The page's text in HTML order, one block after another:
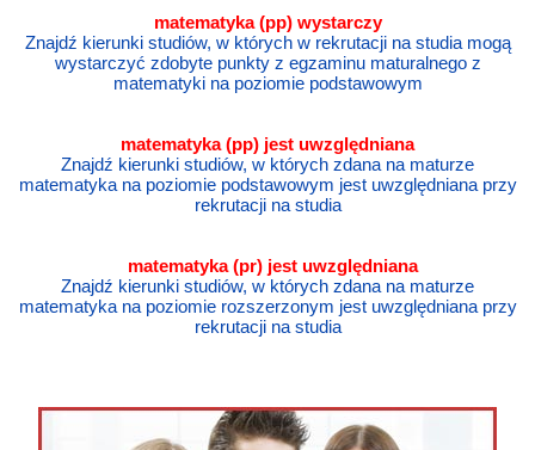
matematyka (pp) wystarczy
Znajdź kierunki studiów, w których w rekrutacji na studia mogą
wystarczyć zdobyte punkty z egzaminu maturalnego z
matematyki na poziomie podstawowym
matematyka(pp) jest uwzględniana
Znajdź kierunki studiów, w których zdana na maturze
matematyka na poziomie podstawowym jest uwzględniana przy
rekrutacji na studia
matematyka(pr) jest uwzględniana
Znajdź kierunki studiów, w których zdana na maturze
matematyka na poziomie rozszerzonym jest uwzględniana przy
rekrutacji na studia